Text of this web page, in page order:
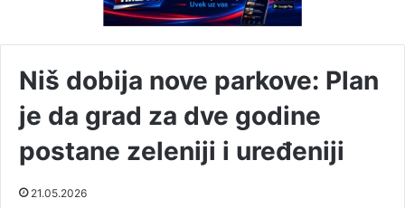
Niš dobija nove parkove: Plan
je da grad za dve godine
postane zeleniji i uređeniji
21.05.2026